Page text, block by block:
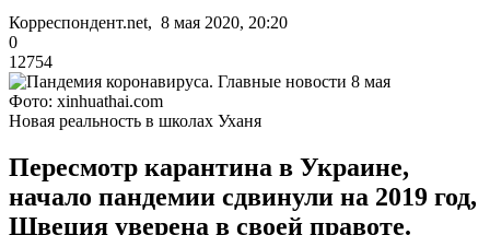
Корреспондент.net, 8 мая 2020, 20:20
0
12754
Фото: xinhuathai.com
Новая реальность в школах Уханя
Пересмотр карантина в Украине,
начало пандемии сдвинули на 2019 год,
Швеция уверена в своей правоте.